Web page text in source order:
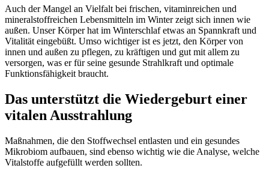
Auch der Mangel an Vielfalt bei frischen, vitaminreichen und
mineralstoffreichen Lebensmitteln im Winter zeigt sich innen wie
außen. Unser Körper hat im Winterschlaf etwas an Spannkraft und
Vitalität eingebüßt. Umso wichtiger ist es jetzt, den Körper von
innen und außen zu pflegen, zu kräftigen und gut mit allem zu
versorgen, was er für seine gesunde Strahlkraft und optimale
Funktionsfähigkeit braucht.
Das unterstützt die Wiedergeburt einer
vitalen Ausstrahlung
Maßnahmen, die den Stoffwechsel entlasten und ein gesundes
Mikrobiom aufbauen, sind ebenso wichtig wie die Analyse, welche
Vitalstoffe aufgefüllt werden sollten.